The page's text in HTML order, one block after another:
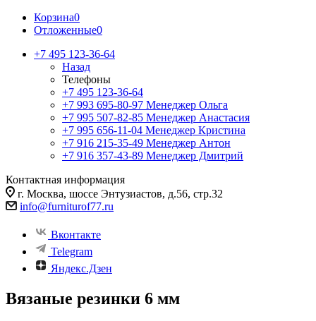
Корзина0
Отложенные0
+7 495 123-36-64
Назад
Телефоны
+7 495 123-36-64
+7 993 695-80-97 Менеджер Ольга
+7 995 507-82-85 Менеджер Анастасия
+7 995 656-11-04 Менеджер Кристина
+7 916 215-35-49 Менеджер Антон
+7 916 357-43-89 Менеджер Дмитрий
Контактная информация
г. Москва, шоссе Энтузиастов, д.56, стр.32
info@furniturof77.ru
Вконтакте
Telegram
Яндекс.Дзен
Вязаные резинки 6 мм